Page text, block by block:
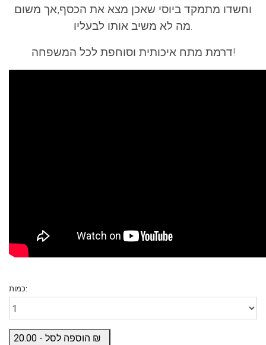
וחשדו מתמקד ביוסי שאכן מצא את הכסף,אך משום
מה לא משיב אותו לבעליו.
דרמת מתח איכותית וסוחפת לכל המשפחה!
כמות:
הוספה לסל - 20.00